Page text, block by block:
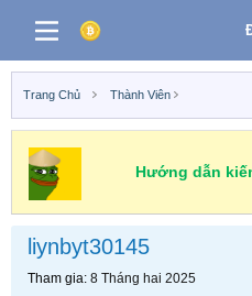
Trang Chủ Thành Viên
Hướng dẫn
liynbyt30145
Tham gia 8 Tháng hai 2025